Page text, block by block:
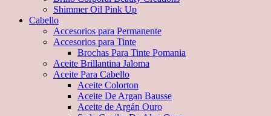
Shimmer Oil Pink Up
Cabello
Accesorios para Permanente
Accesorios para Tinte
Brochas Para Tinte Pomania
Aceite Brillantina Jaloma
Aceite Para Cabello
Aceite Colorton
Aceite De Argan Bausse
Aceite de Argán Ouro